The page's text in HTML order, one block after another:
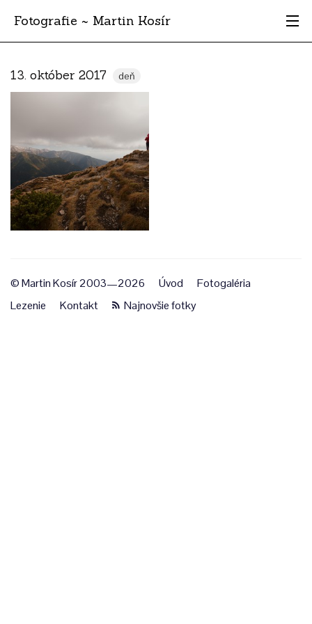
Fotografie ~ Martin Kosír
Albumy
Archív
Vyhľadávanie
13. október 2017 deň
© Martin Kosír 2003—2026 Úvod
Fotogaléria
Lezenie
Kontakt Najnovšie fotky